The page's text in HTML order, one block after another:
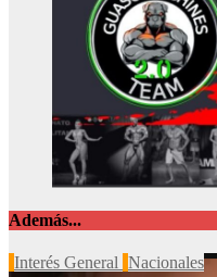
Además...
Interés General Nacionales